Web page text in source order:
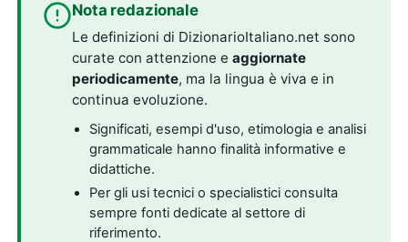
Nota redazionale
Le definizioni di DizionarioItaliano.net sono
curate con attenzione eaggiornate
periodicamente, ma la lingua è viva e in
continua evoluzione.
Significati, esempi d'uso, etimologia e analisi
grammaticale hanno finalità informative e
didattiche.
Per gli usi tecnici o specialistici consulta
sempre fonti dedicate al settore di
riferimento.